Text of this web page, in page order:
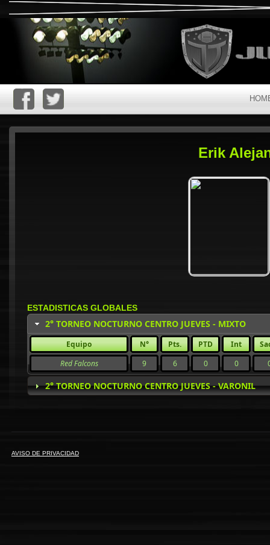
Erik
ESTADISTICAS GLOBALES
2° TORNEO NOCTURNO CENTRO JUEVES - MIXTO
Equipo N° Pts. PTD Int
Red Falcons
9 6 0 0
2° TORNEO NOCTURNO CENTRO JUEVES - VARONIL
AVISO DE PRIVACIDAD